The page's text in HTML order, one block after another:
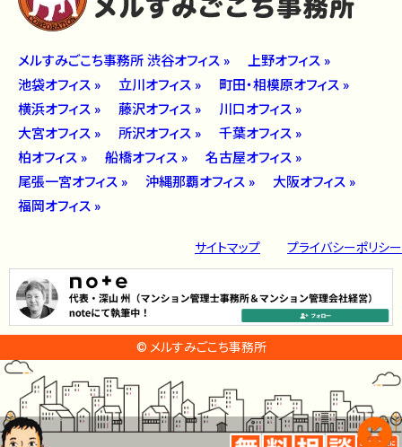
メルすみごこち事務所 渋谷オフィス »
上野オフィス »
池袋オフィス »
立川オフィス »
町田・相模原オフィス »
横浜オフィス »
藤沢オフィス »
川口オフィス »
大宮オフィス »
所沢オフィス »
千葉オフィス »
柏オフィス »
船橋オフィス »
名古屋オフィス »
尾張一宮オフィス »
沖縄那覇オフィス »
大阪オフィス »
福岡オフィス »
サイトマップ プライバシーポリシー
© メルすみごこち事務所